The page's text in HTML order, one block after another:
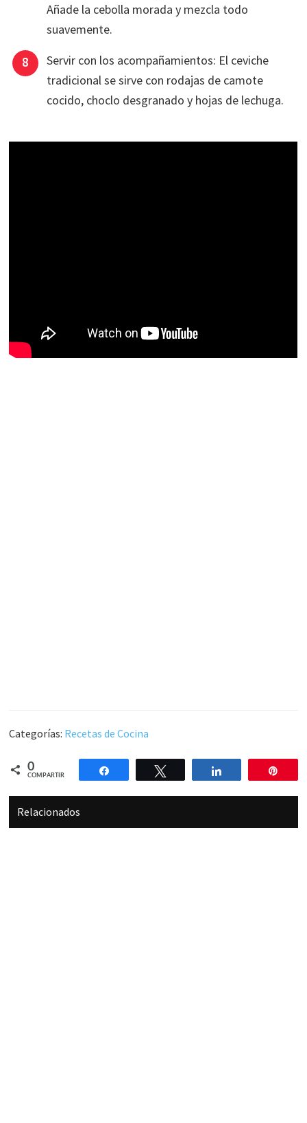
Añade la cebolla morada y mezcla todo
suavemente.
Servir con los acompañamientos: El ceviche
tradicional se sirve con rodajas de camote
cocido, choclo desgranado y hojas de lechuga.
Categorías: Recetas de Cocina
0
COMPARTIR
Compartir Compartir
Relacionados